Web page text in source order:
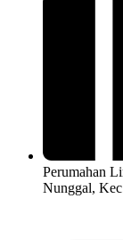
Perumahan
Nunggal,